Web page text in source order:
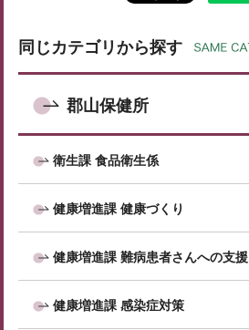
同じカテゴリから探す
郡山保健所
衛生課 食品衛生係
健康増進課 健康づくり
健康増進課 難病患者さんへの支援
健康増進課 感染症対策